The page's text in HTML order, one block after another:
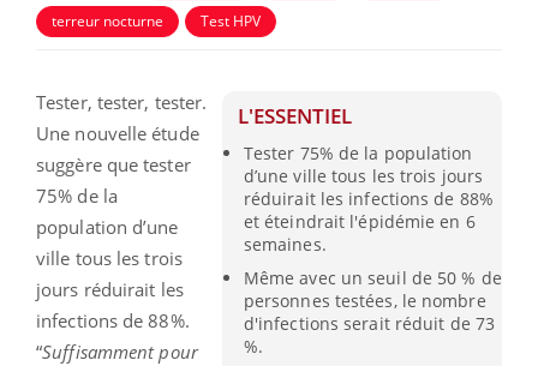
terreur nocturne
Test HPV
L'ESSENTIEL
Tester 75% de la population
d’une ville tous les trois jours
réduirait les infections de 88%
et éteindrait l'épidémie en 6
semaines.
Même avec un seuil de 50 % de
personnes testées, le nombre
d'infections serait réduit de 73
%.
Tester, tester, tester.
Une nouvelle étude
suggère que tester
75% de la
population d’une
ville tous les trois
jours réduirait les
infections de 88%.
“Suffisamment pour